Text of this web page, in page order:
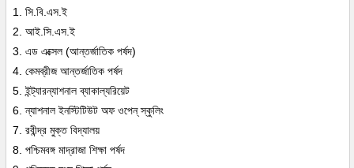
সি.বি.এস.ই
আই.সি.এস.ই
এড এক্সেল (আন্তর্জাতিক পর্ষদ)
কেমব্রীজ আন্তর্জাতিক পর্ষদ
ইন্ট্যারন্যাশনাল ব্যাকাল্যরিয়েট
ন্যাশনাল ইনস্টিটিউট অফ ওপেন্ স্কুলিং
রবীন্দ্র মুক্ত বিদ্যালয়
পশ্চিমবঙ্গ মাদ্রাজা শিক্ষা পর্ষদ